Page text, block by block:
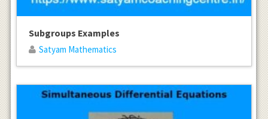
Subgroups Examples
Satyam Mathematics